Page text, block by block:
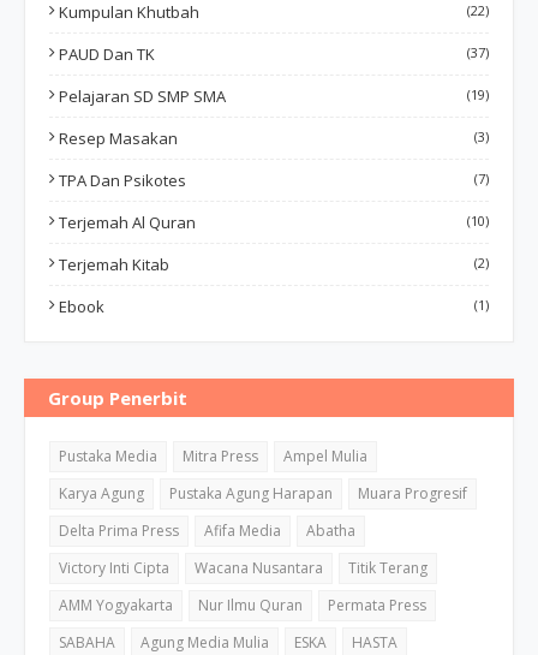
Kumpulan Khutbah (22)
PAUD Dan TK (37)
Pelajaran SD SMP SMA (19)
Resep Masakan (3)
TPA Dan Psikotes (7)
Terjemah Al Quran (10)
Terjemah Kitab (2)
Ebook (1)
Group Penerbit
Pustaka Media Mitra Press
Ampel Mulia
Karya Agung
Pustaka Agung Harapan
Muara Progresif
Delta Prima Press
Afifa Media
Abatha
Victory Inti Cipta
Wacana Nusantara
Titik Terang
AMM Yogyakarta
Nur Ilmu Quran
Permata Press
SABAHA
Agung Media Mulia ESKA
HASTA